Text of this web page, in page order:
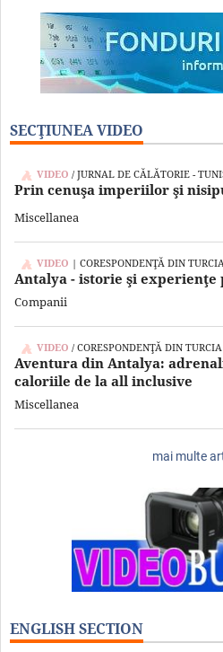
SECŢIUNEA VIDEO
VIDEO / JURNAL DE CĂLĂTORIE -
Prin cenuşa imperiilor şi
Miscellanea
VIDEO | CORESPONDENŢĂ DIN
Antalya - istorie şi experienţe
Companii
VIDEO / CORESPONDENŢĂ DIN TURCIA
Aventura din Antalya:
caloriile de la all inclusive
Miscellanea
mai multe
ENGLISH SECTION